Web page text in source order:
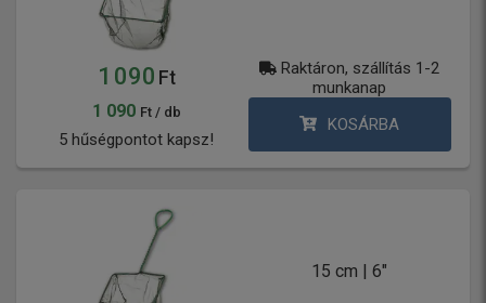
1 090 Ft
1 090 Ft / db
5 hűségpontot kapsz!
Raktáron, szállítás 1-2
munkanap
KOSÁRBA
15 cm | 6"